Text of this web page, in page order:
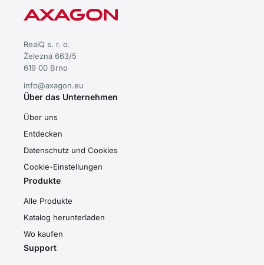
RealQ s. r. o.
Železná 663/5
619 00 Brno
info@axagon.eu
Über das Unternehmen
Über uns
Entdecken
Datenschutz und Cookies
Cookie-Einstellungen
Produkte
Alle Produkte
Katalog herunterladen
Wo kaufen
Support